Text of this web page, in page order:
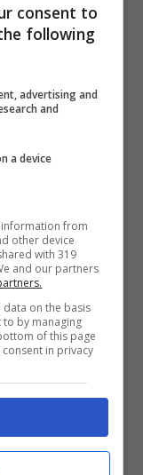
non ci sarà
Carlo Conti
tempo.
al posto
alla
è d’obbligo
di
Frizzi a
consent to
following
advertising and
and
a device
from
other device
with 319
and our partners
on the basis
to by managing
of this page
in privacy